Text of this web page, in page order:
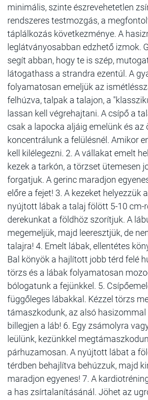
minimális, szinte észrevehetetlen
rendszeres testmozgás, a
táplálkozás következménye. A
leglátványosabban edzhető izmok.
segít abban, hogy te is szép,
látogathass a strandra ezentúl. A
folyamatosan emeljük az
felhúzva, talpak a talajon, a
lassan kell végrehajtani. A csípő a
csak a lapocka aljáig emelünk és az
koncentrálunk a felülésnél. Amikor
kell kilélegezni. 2. A vállakat emelt
kezek a tarkón, a törzset ütemesen
forgatjuk. A gerinc maradjon
előre a fejet! 3. A kezeket helyezzük
nyújtott lábak a talaj fölött 5-10 cm-
derekunkat a földhöz szorítjuk. A
megemeljük, majd leeresztjük, de
talajra! 4. Emelt lábak, ellentétes
Bal könyök a hajlított jobb térd felé
törzs és a lábak folyamatosan
bólogatunk a fejünkkel. 5.
függőleges lábakkal. Kézzel törzs
támaszkodunk, az alsó hasizommal
billegjen a láb! 6. Egy zsámolyra
leülünk, kezünkkel
párhuzamosan. A nyújtott lábat a
térdben behajlítva behúzzuk, majd
maradjon egyenes! 7. A
a has zsírtalanításánál. Jöhet az